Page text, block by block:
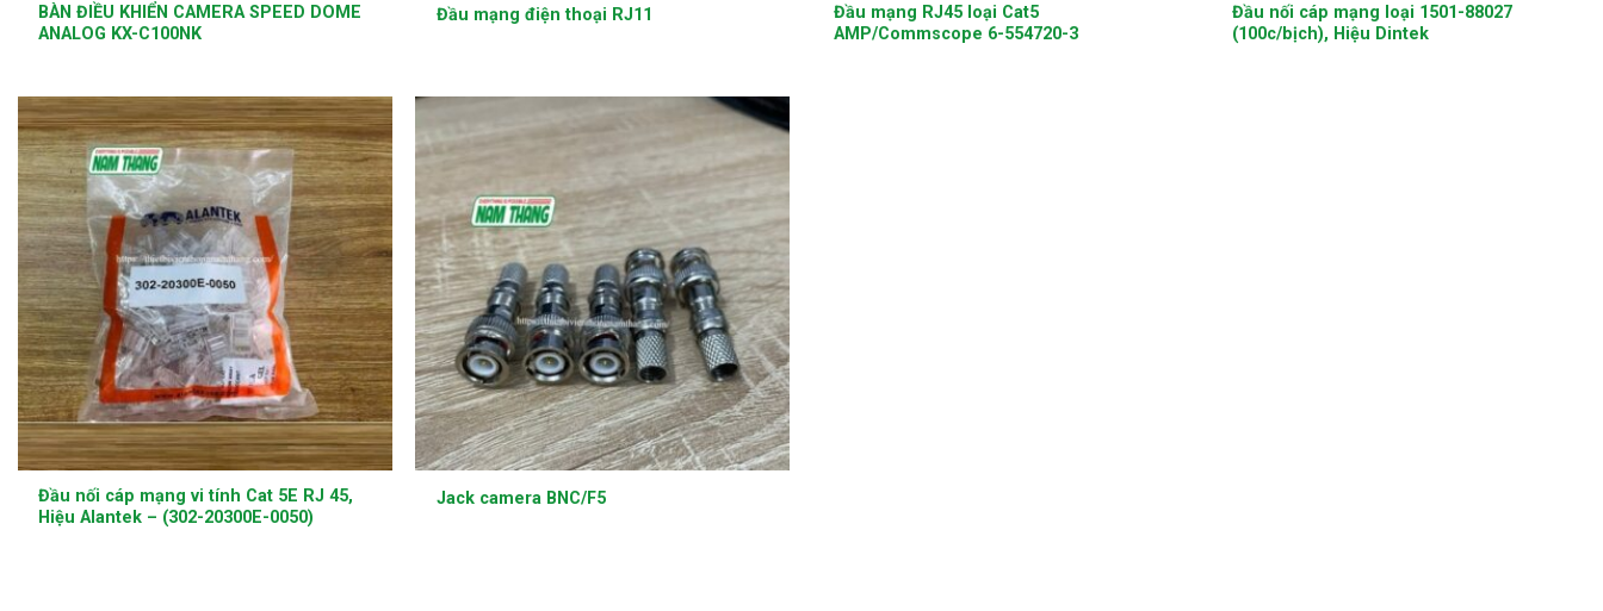
BÀN ĐIỀU KHIỂN CAMERA SPEED DOME
ANALOG KX-C100NK
Đầu mạng điện thoại RJ11
Đầu mạng RJ45 loại Cat5
AMP/Commscope 6-554720-3
Đầu nối cáp mạng loại 1501-88027
(100c/bịch), Hiệu Dintek
+
Đầu nối cáp mạng vi tính Cat 5E RJ 45,
Hiệu Alantek – (302-20300E-0050)
+
Jack camera BNC/F5